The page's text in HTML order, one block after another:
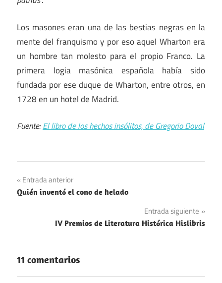
Los masones eran una de las bestias negras en la
mente del franquismo y por eso aquel Wharton era
un hombre tan molesto para el propio Franco. La
primera logia masónica española había sido
fundada por ese duque de Wharton, entre otros, en
1728 en un hotel de Madrid.
Fuente:El libro de los hechos insólitos, de Gregorio Doval
Navegación
de
entradas
Entrada anterior
Quién inventó el cono de helado
Entrada siguiente
IV Premios de Literatura Histórica Hislibris
11 comentarios